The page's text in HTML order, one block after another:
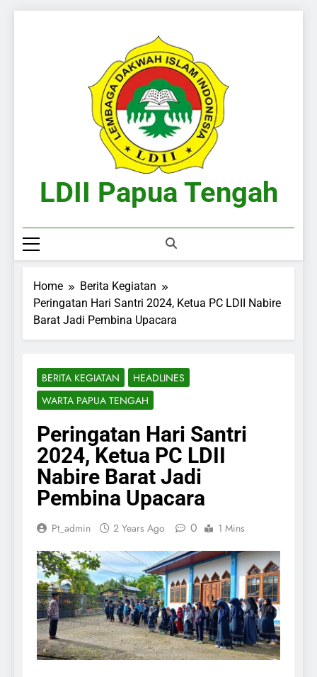
LDII Papua Tengah
Home
Berita Kegiatan
Peringatan Hari Santri 2024, Ketua PC LDII Nabire
Barat Jadi Pembina Upacara
BERITA KEGIATAN
HEADLINES
WARTA PAPUA TENGAH
Peringatan Hari Santri
2024, Ketua PC LDII
Nabire Barat Jadi
Pembina Upacara
Pt_admin 2 Years Ago 0 1 Mins